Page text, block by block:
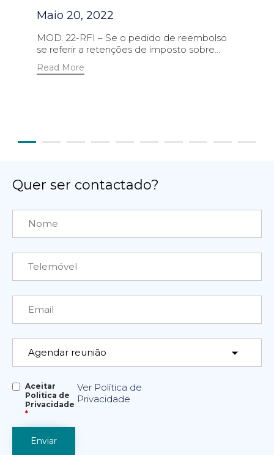
Maio 20, 2022
MOD. 22-RFI – Se o pedido de reembolso
se referir a retenções de imposto sobre...
Read More
Quer ser contactado?
Aceitar
Politica de
Privacidade
*
Ver Política de
Privacidade